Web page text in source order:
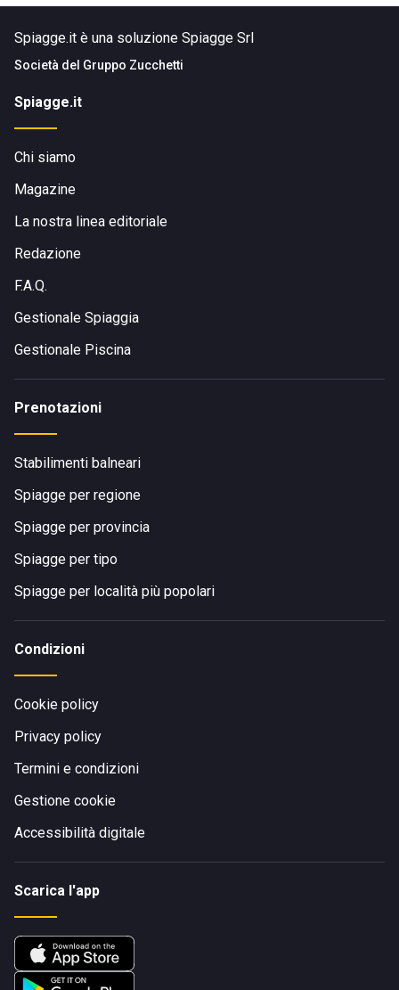
Spiagge.it è una soluzione Spiagge Srl
Società del Gruppo Zucchetti
Spiagge.it
Chi siamo
Magazine
La nostra linea editoriale
Redazione
F.A.Q.
Gestionale Spiaggia
Gestionale Piscina
Prenotazioni
Stabilimenti balneari
Spiagge per regione
Spiagge per provincia
Spiagge per tipo
Spiagge per località più popolari
Condizioni
Cookie policy
Privacy policy
Termini e condizioni
Gestione cookie
Accessibilità digitale
Scarica l'app